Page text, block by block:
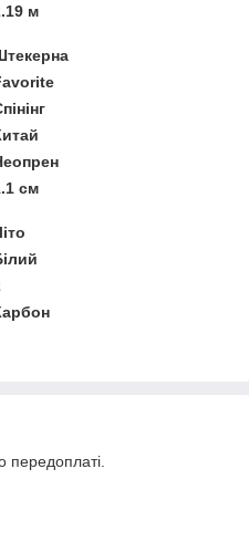
м
см
передоплаті.